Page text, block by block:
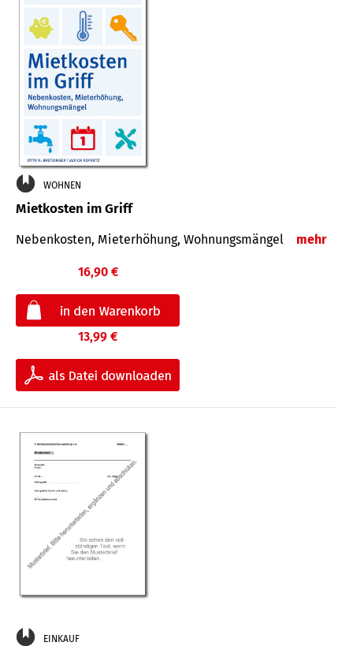
WOHNEN
Mietkosten im Griff
Nebenkosten, Mieterhöhung, Wohnungsmängel mehr
16,90 €
13,99 €
EINKAUF